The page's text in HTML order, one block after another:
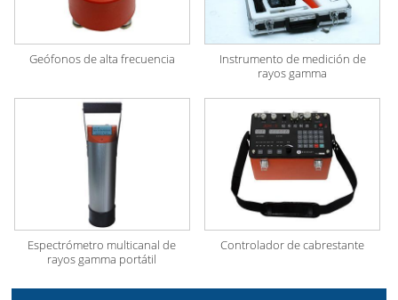
Geófonos de alta frecuencia
Instrumento de medición de
rayos gamma
Espectrómetro multicanal de
rayos gamma portátil
Controlador de cabrestante